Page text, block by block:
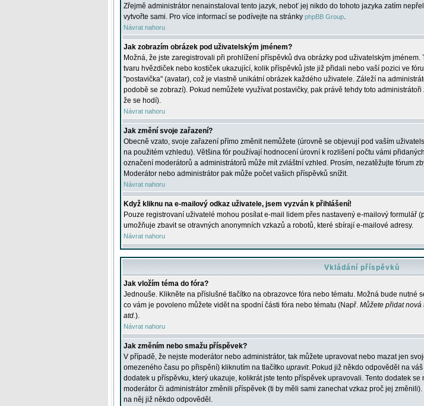
Zřejmě administrátor nenainstaloval tento jazyk, neboť jej nikdo do tohoto jazyka zatím
vytvořte sami. Pro více informací se podívejte na stránky phpBB Group.
Návrat nahoru
Jak zobrazím obrázek pod uživatelským jménem?
Možná, že jste zaregistrovali při prohlížení příspěvků dva obrázky pod uživatelským
tvaru hvězdiček nebo kostiček ukazující, kolik příspěvků jste již přidali nebo vaší pozici ve
"postavička" (avatar), což je vlastně unikátní obrázek každého uživatele. Záleží na
podobě se zobrazí). Pokud nemůžete využívat postavičky, pak právě tehdy toto
že se hodí).
Návrat nahoru
Jak změní svoje zařazení?
Obecně vzato, svoje zařazení přímo změnit nemůžete (úrovně se objevují pod vaším
na použitém vzhledu). Většina fór používají hodnocení úrovní k rozlišení počtu vámi
označení moderátorů a administrátorů může mít zvláštní vzhled. Prosím, nezatěžujte fórum
Moderátor nebo administrátor pak může počet vašich příspěvků snížit.
Návrat nahoru
Když kliknu na e-mailový odkaz uživatele, jsem vyzván k přihlášení!
Pouze registrovaní uživatelé mohou posílat e-mail lidem přes nastavený e-mailový formulář
umožňuje zbavit se otravných anonymních vzkazů a robotů, které sbírají e-mailové adresy.
Návrat nahoru
Vkládání příspěvků
Jak vložím téma do fóra?
Jednouše. Klikněte na příslušné tlačítko na obrazovce fóra nebo tématu. Možná bude nutné
co vám je povoleno můžete vidět na spodní části fóra nebo tématu (Např. Můžete přidat nová
atd.).
Návrat nahoru
Jak změním nebo smažu příspěvek?
V případě, že nejste moderátor nebo administrátor, tak můžete upravovat nebo mazat jen
omezeného času po přispění) kliknutím na tlačítko upravit. Pokud již někdo odpověděl na
dodatek u příspěvku, který ukazuje, kolikrát jste tento příspěvek upravovali. Tento dodatek
moderátor či administrátor změnili příspěvek (ti by měli sami zanechat vzkaz proč jej
na něj již někdo odpověděl.